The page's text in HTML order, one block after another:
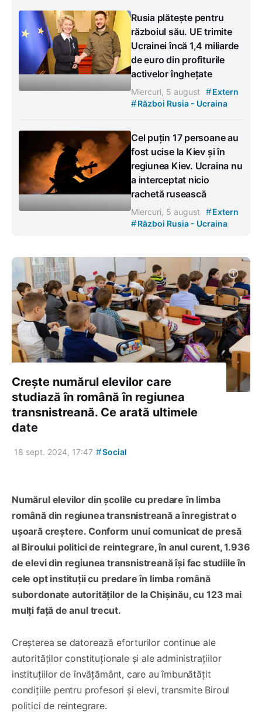
Rusia plătește pentru
războiul său. UE trimite
Ucrainei încă 1,4 miliarde
de euro din profiturile
activelor înghețate
Miercuri, 5 august #Extern
#Război Rusia - Ucraina
Cel puțin 17 persoane au
fost ucise la Kiev și în
regiunea Kiev. Ucraina nu
a interceptat nicio
rachetă rusească
Miercuri, 5 august #Extern
#Război Rusia - Ucraina
Crește numărul elevilor care
studiază în română în regiunea
transnistreană. Ce arată ultimele
date
18 sept. 2024, 17:47 #Social
Numărul elevilor din școlile cu predare în limba
română din regiunea transnistreană a înregistrat o
ușoară creștere. Conform unui comunicat de presă
al Biroului politici de reintegrare, în anul curent, 1.936
de elevi din regiunea transnistreană își fac studiile în
cele opt instituții cu predare în limba română
subordonate autorităților de la Chișinău, cu 123 mai
mulți față de anul trecut.
Creșterea se datorează eforturilor continue ale
autorităților constituționale și ale administrațiilor
instituțiilor de învățământ, care au îmbunătățit
condițiile pentru profesori și elevi, transmite Biroul
politici de reintegrare.